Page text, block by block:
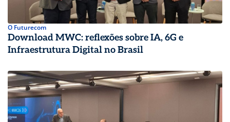
O Futurecom
Download MWC: reflexões sobre IA, 6G e
Infraestrutura Digital no Brasil